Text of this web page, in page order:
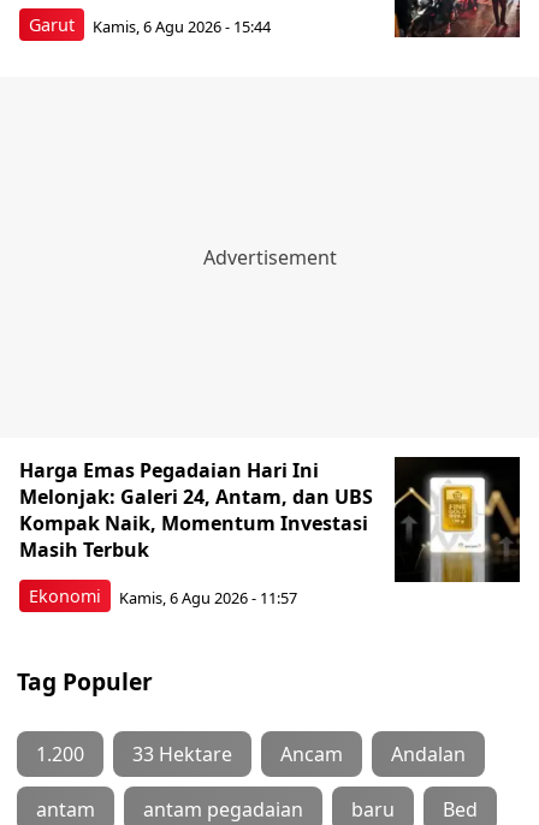
Garut Kamis, 6 Agu 2026 - 15:44
Ekonomi
Harga Emas Pegadaian Hari Ini
Melonjak: Galeri 24, Antam, dan UBS
Kompak Naik, Momentum Investasi
Masih Terbuk
Kamis, 6 Agu 2026 - 11:57
Tag Populer
1.200 33 Hektare Ancam Andalan
antam antam pegadaian baru Bed